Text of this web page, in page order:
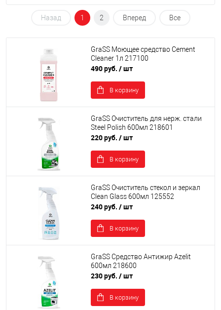
Назад 1 2 Вперед Все
GraSS Моющее средство Cement
Cleaner 1л 217100
490 руб. / шт
В корзину
GraSS Очиститель для нерж. стали
Steel Polish 600мл 218601
220 руб. / шт
В корзину
GraSS Очиститель стекол и зеркал
Clean Glass 600мл 125552
240 руб. / шт
В корзину
GraSS Средство Антижир Azelit
600мл 218600
230 руб. / шт
В корзину